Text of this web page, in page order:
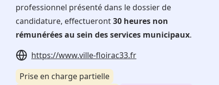
professionnel présenté dans le dossier de
candidature, effectueront30 heures non
rémunérées au sein des services municipaux.
https://www.ville-floirac33.fr
Prise en charge partielle